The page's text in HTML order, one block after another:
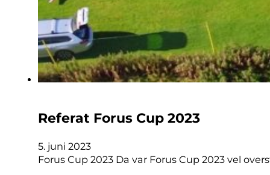
Referat Forus Cup 2023
5. juni 2023
Forus Cup 2023 Da var Forus Cup 2023 vel